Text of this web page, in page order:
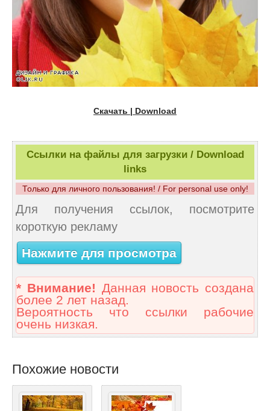
Скачать | Download
Ссылки на файлы для загрузки / Download
links
Только для личного пользования! / For personal use only!
Для получения ссылок, посмотрите
короткую рекламу
Нажмите для просмотра
* Внимание! Данная новость создана
более 2 лет назад.
Вероятность что ссылки рабочие
очень низкая.
Похожие новости